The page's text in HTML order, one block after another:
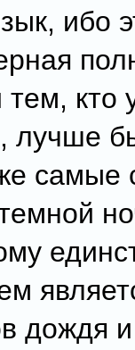
ибо
кто
лучше
самые
дождя